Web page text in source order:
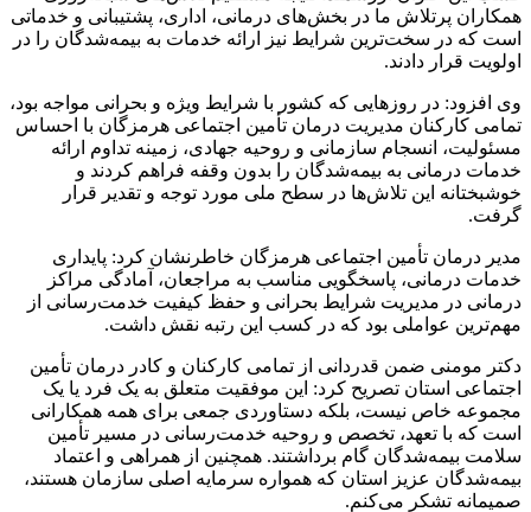
همکاران پرتلاش ما در بخش‌های درمانی، اداری، پشتیبانی و خدماتی
است که در سخت‌ترین شرایط نیز ارائه خدمات به بیمه‌شدگان را در
اولویت قرار دادند.
وی افزود: در روزهایی که کشور با شرایط ویژه و بحرانی مواجه بود،
تمامی کارکنان مدیریت درمان تأمین اجتماعی هرمزگان با احساس
مسئولیت، انسجام سازمانی و روحیه جهادی، زمینه تداوم ارائه
خدمات درمانی به بیمه‌شدگان را بدون وقفه فراهم کردند و
خوشبختانه این تلاش‌ها در سطح ملی مورد توجه و تقدیر قرار
گرفت.
مدیر درمان تأمین اجتماعی هرمزگان خاطرنشان کرد: پایداری
خدمات درمانی، پاسخگویی مناسب به مراجعان، آمادگی مراکز
درمانی در مدیریت شرایط بحرانی و حفظ کیفیت خدمت‌رسانی از
مهم‌ترین عواملی بود که در کسب این رتبه نقش داشت.
دکتر مومنی ضمن قدردانی از تمامی کارکنان و کادر درمان تأمین
اجتماعی استان تصریح کرد: این موفقیت متعلق به یک فرد یا یک
مجموعه خاص نیست، بلکه دستاوردی جمعی برای همه همکارانی
است که با تعهد، تخصص و روحیه خدمت‌رسانی در مسیر تأمین
سلامت بیمه‌شدگان گام برداشتند. همچنین از همراهی و اعتماد
بیمه‌شدگان عزیز استان که همواره سرمایه اصلی سازمان هستند،
صمیمانه تشکر می‌کنم.